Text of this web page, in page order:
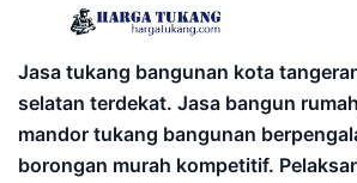
Jasa tukang bangunan kota
selatan terdekat. Jasa bangun
mandor tukang bangunan
borongan murah kompetitif.